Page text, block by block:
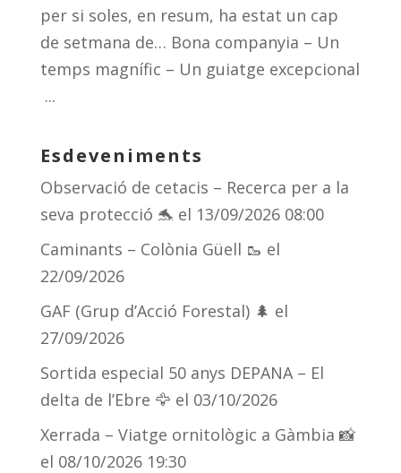
per si soles, en resum, ha estat un cap
de setmana de… Bona companyia – Un
temps magnífic – Un guiatge excepcional
...
Esdeveniments
Observació de cetacis – Recerca per a la
seva protecció 🐬 el 13/09/2026 08:00
Caminants – Colònia Güell 🥾 el
22/09/2026
GAF (Grup d’Acció Forestal) 🌲 el
27/09/2026
Sortida especial 50 anys DEPANA – El
delta de l’Ebre 🦅 el 03/10/2026
Xerrada – Viatge ornitològic a Gàmbia 📸
el 08/10/2026 19:30